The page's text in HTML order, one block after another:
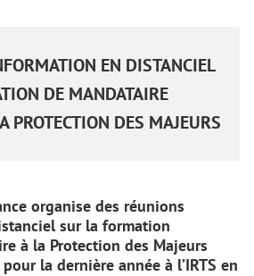
EN DISTANCIEL
DE MANDATAIRE
PROTECTION DES MAJEURS
organise des réunions
sur la formation
à la Protection des Majeurs
la dernière année à l’IRTS en